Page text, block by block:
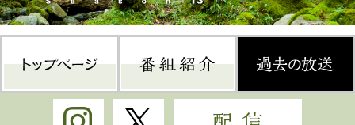
アニメ ファンクラブ
検索
視聴方法 4K放送
Instagram Twitter